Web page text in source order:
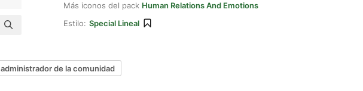
Más iconos del pack Human Relations And Emotions
Estilo: Special Lineal
administrador de la comunidad